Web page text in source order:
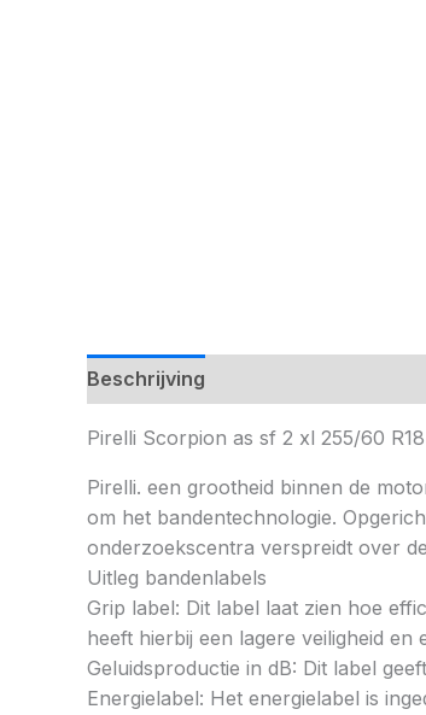
Beschrijving
Pirelli Scorpion as sf 2 xl 255/60
Pirelli. een grootheid binnen de
om het bandentechnologie.
onderzoekscentra verspreidt over
Uitleg bandenlabels
Grip label: Dit label laat zien hoe
heeft hierbij een lagere veiligheid en
Geluidsproductie in dB: Dit label
Energielabel: Het energielabel is